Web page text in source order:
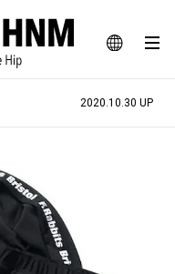
JA
EN
SNAP
フスタイルWEBマガジン
逸品
サミット
ッド図鑑
2020.10.30 UP